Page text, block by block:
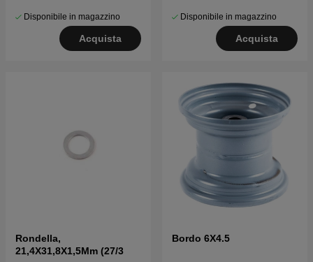
Disponibile in magazzino
Acquista
Disponibile in magazzino
Acquista
Rondella,
21,4X31,8X1,5Mm (27/3
Bordo 6X4.5